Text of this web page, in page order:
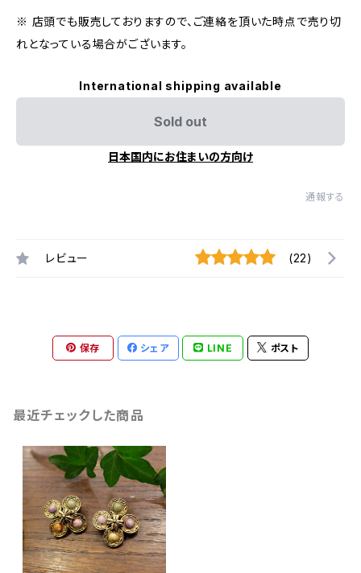
※ 店頭でも販売しておりますので、ご連絡を頂いた時点で売り切
れとなっている場合がございます。
International shipping available
Sold out
日本国内にお住まいの方向け
通報する
レビュー (22)
保存 シェア LINE ポスト
最近チェックした商品